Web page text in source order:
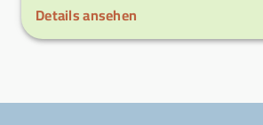
Details ansehen